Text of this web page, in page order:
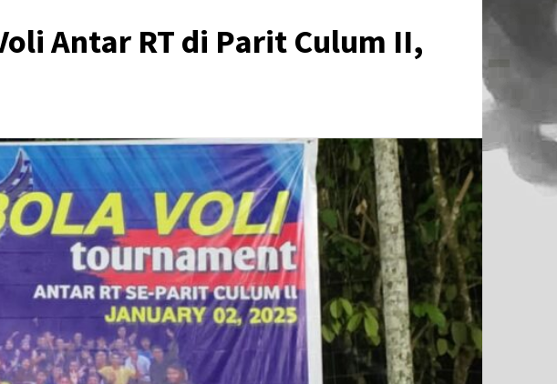
Antar RT di Parit Culum II,